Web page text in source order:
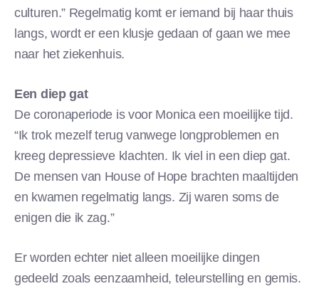
culturen.” Regelmatig komt er iemand bij haar thuis
langs, wordt er een klusje gedaan of gaan we mee
naar het ziekenhuis.
Een diep gat
De coronaperiode is voor Monica een moeilijke tijd.
“Ik trok mezelf terug vanwege longproblemen en
kreeg depressieve klachten. Ik viel in een diep gat.
De mensen van House of Hope brachten maaltijden
en kwamen regelmatig langs. Zij waren soms de
enigen die ik zag.”
Er worden echter niet alleen moeilijke dingen
gedeeld zoals eenzaamheid, teleurstelling en gemis.